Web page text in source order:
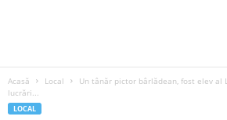
Acasă Local
Un tânăr pictor bârlădean, fost elev al
lucrări...
LOCAL